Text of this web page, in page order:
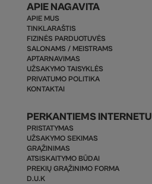
APIE NAGAVITA
APIE MUS
TINKLARAŠTIS
FIZINĖS PARDUOTUVĖS
SALONAMS / MEISTRAMS
APTARNAVIMAS
UŽSAKYMO TAISYKLĖS
PRIVATUMO POLITIKA
KONTAKTAI
PERKANTIEMS INTERNETU
PRISTATYMAS
UŽSAKYMO SEKIMAS
GRĄŽINIMAS
ATSISKAITYMO BŪDAI
PREKIŲ GRĄŽINIMO FORMA
D.U.K